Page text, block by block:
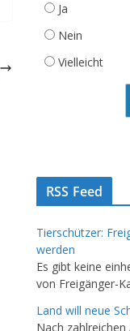
Ja
Nein
Vielleicht
RSS Feed
Tierschützer:
werden
Es gibt keine
von Freigänger-
Land will neue
Nach